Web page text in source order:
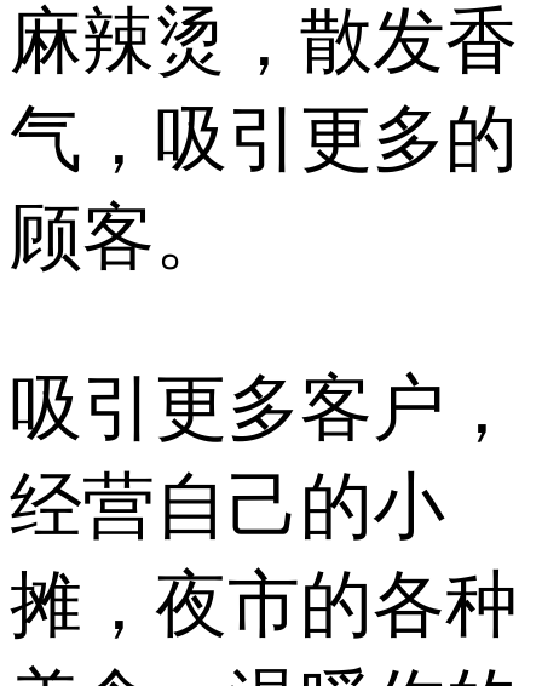
麻辣烫，散发香
气，吸引更多的
顾客。
吸引更多客户，
经营自己的小
摊，夜市的各种